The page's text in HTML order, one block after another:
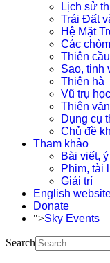
Lịch sử
Trái Đất
Hệ Mặt
Các
Thiên
Sao, tinh
Thiên hà
Vũ trụ học
Thiên
Dụng cụ
Chủ đề
Tham khảo
Bài viết,
Phim, tài
Giải trí
English
Donate
">Sky Events
Search